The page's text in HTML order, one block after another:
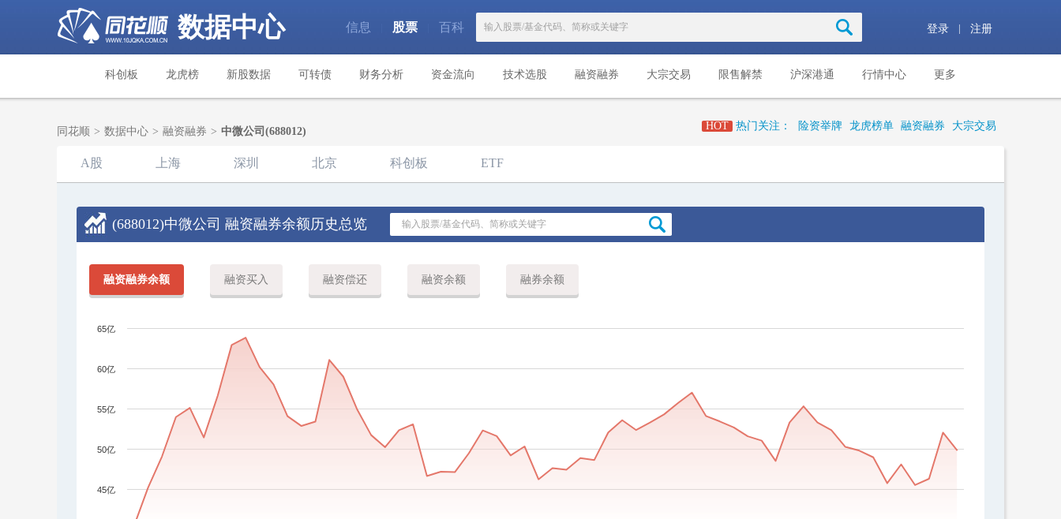
数据中心 信息 股票 百科 登录 | 注册
科创板 龙虎榜 新股数据 可转债 财务分析 资金流向 技术选股 融资融券 大宗交易 限售解禁 沪深港通 行情中心 更多
同花顺 > 数据中心 > 融资融券 > 中微公司(688012) HOT 热门关注： 险资举牌 龙虎榜单 融资融券 大宗交易
A股 上海 深圳 北京 科创板 ETF
(688012)中微公司 融资融券余额历史总览
融资融券余额 融资买入 融资偿还 融资余额 融券余额
45亿
50亿
55亿
60亿
65亿